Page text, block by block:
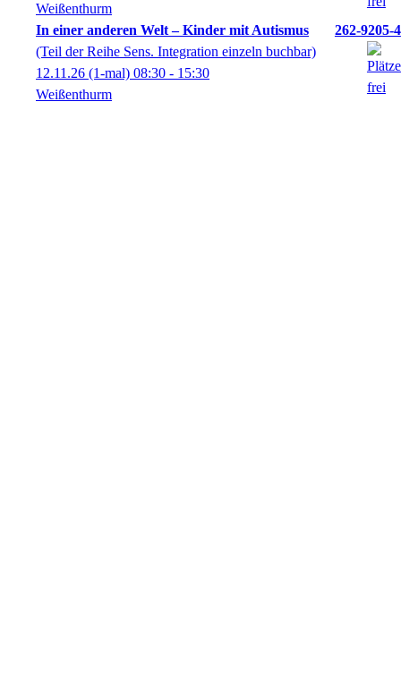
Weißenthurm
In einer anderen Welt – Kinder mit Autismus
262-9205-4
(Teil der Reihe Sens. Integration einzeln buchbar)
12.11.26 (1-mal) 08:30 - 15:30
Weißenthurm